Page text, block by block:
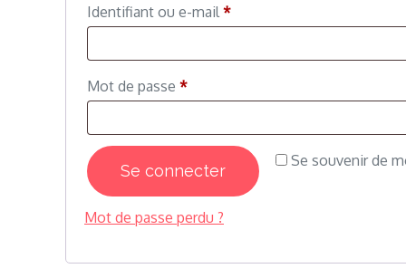
Identifiant ou e-mail *Obligatoire
Mot de passe *Obligatoire
Se souvenir de
Se connecter
Mot de passe perdu ?